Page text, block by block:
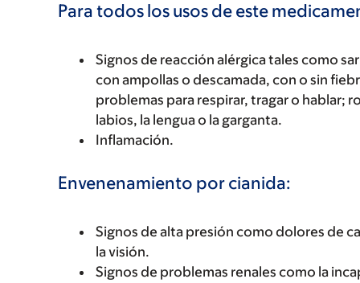
Para todos los usos de este
Signos de reacción alérgica tales como
con ampollas o descamada, con o sin
problemas para respirar, tragar o hablar;
labios, la lengua o la garganta.
Inflamación.
Envenenamiento por cianida:
Signos de alta presión como dolores de
la visión.
Signos de problemas renales como la